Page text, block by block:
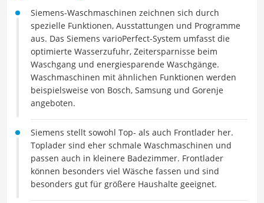
Siemens-Waschmaschinen zeichnen sich durch
spezielle Funktionen, Ausstattungen und Programme
aus. Das Siemens varioPerfect-System umfasst die
optimierte Wasserzufuhr, Zeitersparnisse beim
Waschgang und energiesparende Waschgänge.
Waschmaschinen mit ähnlichen Funktionen werden
beispielsweise von Bosch, Samsung und Gorenje
angeboten.
Siemens stellt sowohl Top- als auch Frontlader her.
Toplader sind eher schmale Waschmaschinen und
passen auch in kleinere Badezimmer. Frontlader
können besonders viel Wäsche fassen und sind
besonders gut für größere Haushalte geeignet.